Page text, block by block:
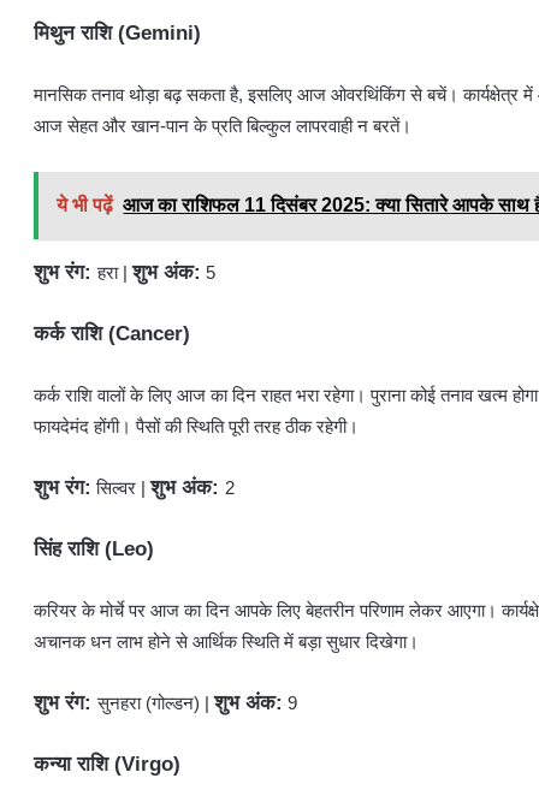
मिथुन राशि (Gemini)
​मानसिक तनाव थोड़ा बढ़ सकता है, इसलिए आज ओवरथिंकिंग से बचें। कार्यक्षेत्र
आज सेहत और खान-पान के प्रति बिल्कुल लापरवाही न बरतें।
ये भी पढ़ें आज का राशिफल 11 दिसंबर 2025: क्या सितारे आपके साथ
शुभ रंग: हरा |शुभ अंक: 5
कर्क राशि (Cancer)
​कर्क राशि वालों के लिए आज का दिन राहत भरा रहेगा। पुराना कोई तनाव खत्म
फायदेमंद होंगी। पैसों की स्थिति पूरी तरह ठीक रहेगी।
शुभ रंग: सिल्वर |शुभ अंक: 2
सिंह राशि (Leo)
​करियर के मोर्चे पर आज का दिन आपके लिए बेहतरीन परिणाम लेकर आएगा।
अचानक धन लाभ होने से आर्थिक स्थिति में बड़ा सुधार दिखेगा।
शुभ रंग: सुनहरा (गोल्डन) |शुभ अंक: 9
कन्या राशि (Virgo)